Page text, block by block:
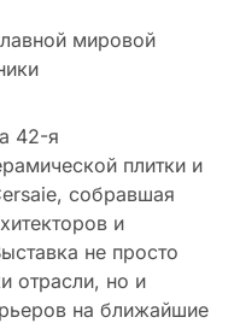
мировой
42-я
плитки и
собравшая
и
не просто
отрасли, но и
на ближайшие